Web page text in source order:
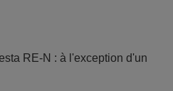
RE-N : à l'exception d'un